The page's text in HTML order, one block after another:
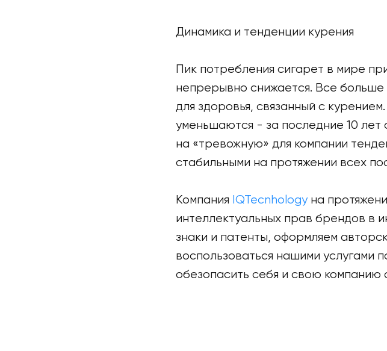
Динамика и тенденции курения
Пик потребления сигарет в мире
непрерывно снижается. Все
для здоровья, связанный с
уменьшаются - за последние 10 лет
на «тревожную» для компании
стабильными на протяжении всех
Компания IQTecnhologyна
интеллектуальных прав брендов в
знаки и патенты, оформляем
воспользоваться нашими
обезопасить себя и свою компанию